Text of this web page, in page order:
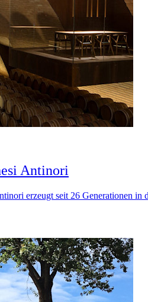
Antinori
erzeugt seit 26 Generationen